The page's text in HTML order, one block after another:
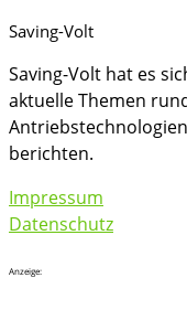
Saving-Volt
Saving-Volt hat es
aktuelle Themen
berichten.
Impressum
Datenschutz
Anzeige: